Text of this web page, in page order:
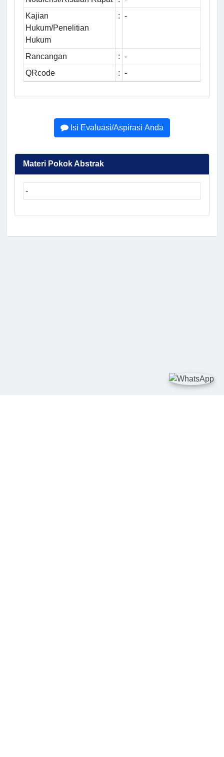
Kajian
Hukum/Penelitian
Hukum
: -
Rancangan : -
QRcode
: -
Isi Evaluasi/Aspirasi Anda
Materi Pokok Abstrak
-